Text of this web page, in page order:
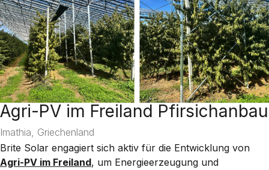
Agri-PV im Freiland Pfirsichanbau
Imathia, Griechenland
Brite Solar engagiert sich aktiv für die Entwicklung von
Agri-PV im Freiland, um Energieerzeugung und